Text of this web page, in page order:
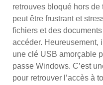
retrouves bloqué hors
peut être frustrant et
fichiers et des
accéder. Heureusement,
une clé USB amorçable
passe Windows. C’est
pour retrouver l’accès à